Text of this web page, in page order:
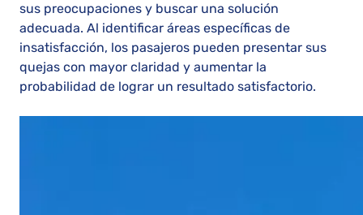
sus preocupaciones y buscar una solución
adecuada. Al identificar áreas específicas de
insatisfacción, los pasajeros pueden presentar sus
quejas con mayor claridad y aumentar la
probabilidad de lograr un resultado satisfactorio.